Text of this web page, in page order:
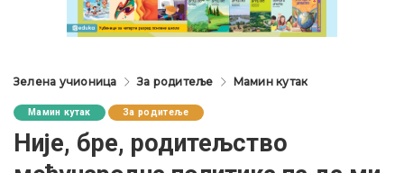
Зелена учионица За родитеље Мамин кутак
Мамин кутак За родитеље
Није, бре, родитељство